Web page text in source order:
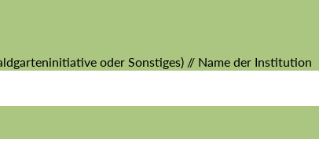
oder Sonstiges) // Name der Institution